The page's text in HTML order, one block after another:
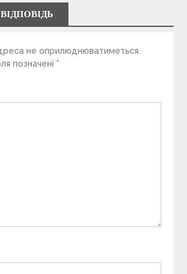
не оприлюднюватиметься.
позначені *